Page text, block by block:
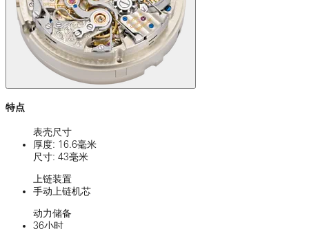
特点
表壳尺寸
厚度: 16.6毫米
尺寸: 43毫米
上链装置
手动上链机芯
动力储备
36小时